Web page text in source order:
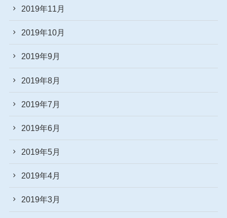
2019年11月
2019年10月
2019年9月
2019年8月
2019年7月
2019年6月
2019年5月
2019年4月
2019年3月